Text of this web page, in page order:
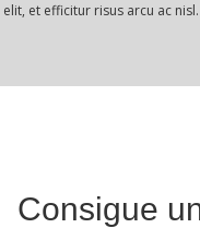
elit, et efficitur risus arcu ac nisl.
Consigue